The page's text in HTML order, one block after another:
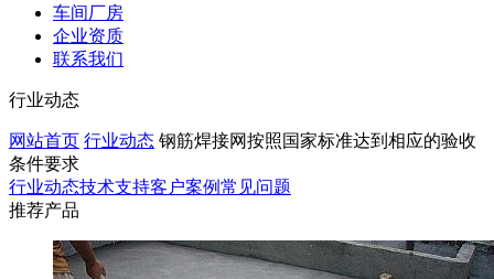
车间厂房
企业资质
联系我们
行业动态
网站首页 行业动态 钢筋焊接网按照国家标准达到相应的验收
条件要求
行业动态技术支持客户案例常见问题
推荐产品